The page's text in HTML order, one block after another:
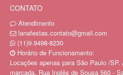
CONTATO
Atendimento
lanafestas.contato@gmail.com
(11)9.9498-8230
Horário de Funcionamento:
Locações apenas para São Paulo /
marcada. Rua Inglês de Sousa 560 -